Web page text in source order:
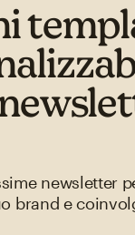
newsletter
brand e